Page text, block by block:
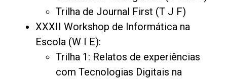
Trilha de Journal First (T J F)
XXXII Workshop de Informática na
Escola (W I E):
Trilha 1: Relatos de experiências
com Tecnologias Digitais na